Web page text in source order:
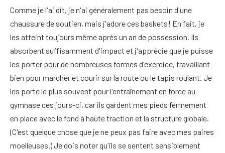
Comme je l'ai dit, je n'ai généralement pas besoin d'une
chaussure de soutien, mais j'adore ces baskets! En fait, je
les atteint toujours même après un an de possession. Ils
absorbent suffisamment d'impact et j'apprécie que je puisse
les porter pour de nombreuses formes d'exercice, travaillant
bien pour marcher et courir sur la route ou le tapis roulant. Je
les porte le plus souvent pour l'entraînement en force au
gymnase ces jours-ci, car ils gardent mes pieds fermement
en place avec le fond à haute traction et la structure globale.
(C'est quelque chose que je ne peux pas faire avec mes paires
moelleuses.) Je dois noter qu'ils se sentent sensiblement